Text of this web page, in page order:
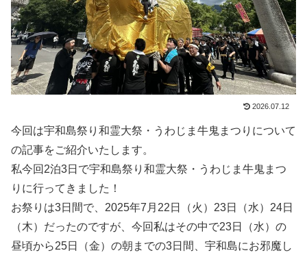
2026.07.12
今回は宇和島祭り和霊大祭・うわじま牛鬼まつりについて
の記事をご紹介いたします。
私今回2泊3日で宇和島祭り和霊大祭・うわじま牛鬼まつ
りに行ってきました！
お祭りは3日間で、2025年7月22日（火）23日（水）24日
（木）だったのですが、今回私はその中で23日（水）の
昼頃から25日（金）の朝までの3日間、宇和島にお邪魔し